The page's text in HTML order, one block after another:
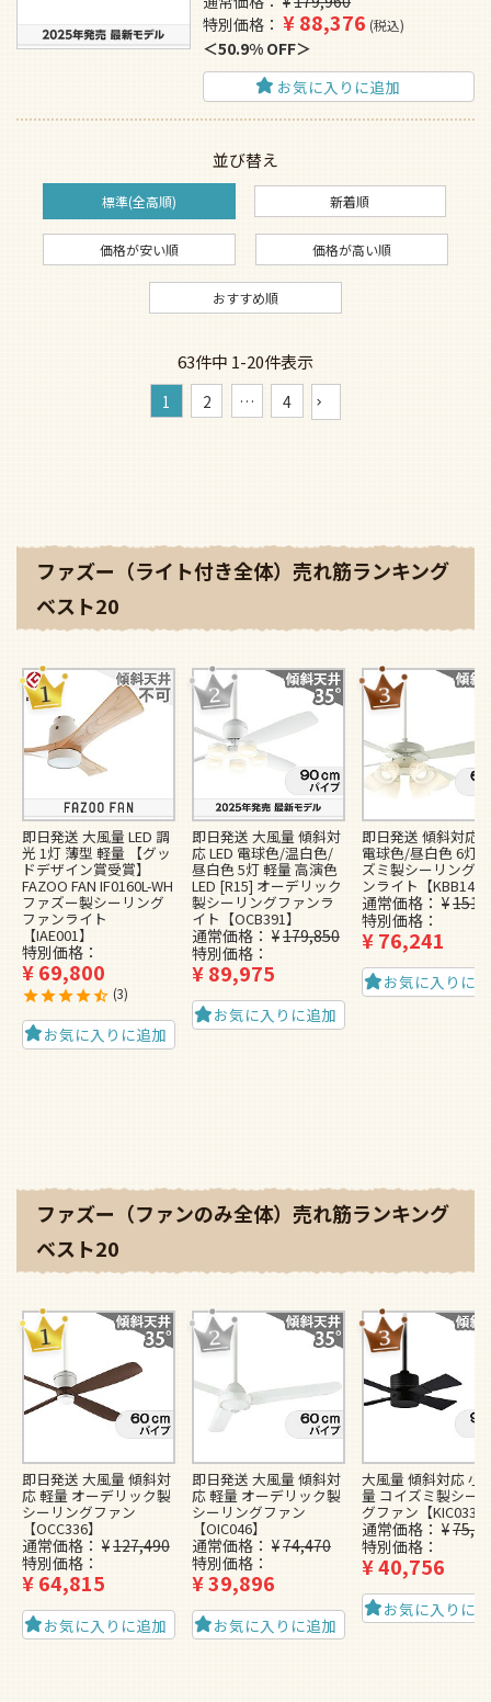
特別価格
¥88,376 税込
50.9% OFF
お気に入りに追加
並び替え
標準(全高順) 新着順
価格が安い順 価格が高い順
おすすめ順
63件中 1-20件表示
1 2 … 4
ファズー（ライト付き全体）売れ筋ランキング
ベスト20
即日発送 大風量 LED 調
光 1灯 薄型 軽量 【グッ
ドデザイン賞受賞】
FAZOO FAN IF0160L-WH
ファズー製シーリング
ファンライト
【IAE001】
特別価格
¥69,800
3
お気に入りに追加
即日発送 大風量 傾斜対
応 LED 電球色/温白色/
昼白色 5灯 軽量 高演色
LED [R15] オーデリック
製シーリングファンラ
イト【OCB391】
通常価格 ¥179,850
特別価格
¥89,975
お気に入りに追加
即日発送 傾斜対応
電球色/昼白色 6灯
ズミ製シーリング
ンライト【KBB148
通常価格 ¥
特別価格
¥76,241
お気に入りに
ファズー（ファンのみ全体）売れ筋ランキング
ベスト20
即日発送 大風量 傾斜対
応 軽量 オーデリック製
シーリングファン
【OCC336】
通常価格 ¥127,490
特別価格
¥64,815
お気に入りに追加
即日発送 大風量 傾斜対
応 軽量 オーデリック製
シーリングファン
【OIC046】
通常価格 ¥74,470
特別価格
¥39,896
お気に入りに追加
大風量 傾斜対応 小
量 コイズミ製シー
グファン【KIC033】
通常価格 ¥
特別価格
¥40,756
お気に入りに